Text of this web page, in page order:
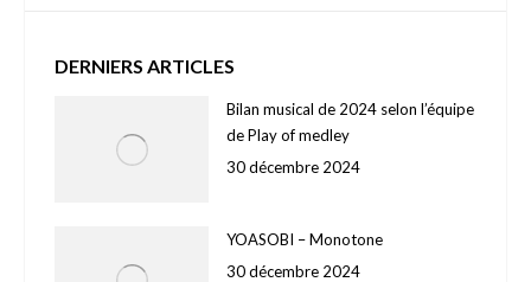
DERNIERS ARTICLES
Bilan musical de 2024 selon l’équipe
de Play of medley
30 décembre 2024
YOASOBI – Monotone
30 décembre 2024